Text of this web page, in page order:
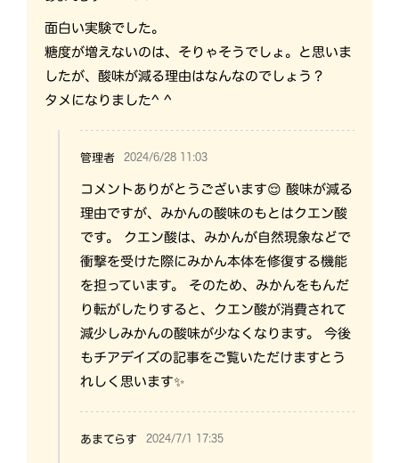
面白い実験でした。
糖度が増えないのは、そりゃそうでしょ。と思いま
したが、酸味が減る理由はなんなのでしょう？
タメになりました^ ^
管理者 2024/6/28 11:03
コメントありがとうございます😌 酸味が減る
理由ですが、みかんの酸味のもとはクエン酸
です。 クエン酸は、みかんが自然現象などで
衝撃を受けた際にみかん本体を修復する機能
を担っています。 そのため、みかんをもんだ
り転がしたりすると、クエン酸が消費されて
減少しみかんの酸味が少なくなります。 今後
もチアデイズの記事をご覧いただけますとう
れしく思います✨
あまてらす 2024/7/1 17:35